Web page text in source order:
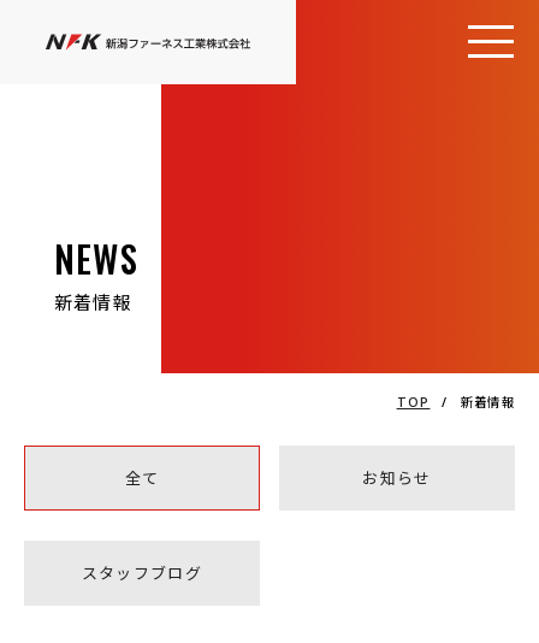
NEWS
新着情報
TOP / 新着情報
全て お知らせ
スタッフブログ